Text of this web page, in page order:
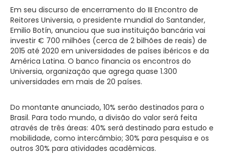
Em seu discurso de encerramento do III Encontro de
Reitores Universia, o presidente mundial do Santander,
Emilio Botín, anunciou que sua instituição bancária vai
investir € 700 milhões (cerca de 2 bilhões de reais) de
2015 até 2020 em universidades de países ibéricos e da
América Latina. O banco financia os encontros do
Universia, organização que agrega quase 1.300
universidades em mais de 20 países.
Do montante anunciado, 10% serão destinados para o
Brasil. Para todo mundo, a divisão do valor será feita
através de três áreas: 40% será destinado para estudo e
mobilidade, como intercâmbio; 30% para pesquisa e os
outros 30% para atividades acadêmicas.